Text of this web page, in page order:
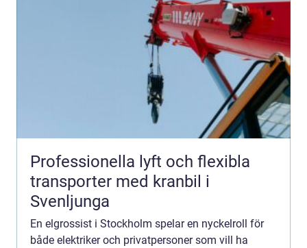
Professionella lyft och flexibla
transporter med kranbil i
Svenljunga
En elgrossist i Stockholm spelar en nyckelroll för
både elektriker och privatpersoner som vill ha